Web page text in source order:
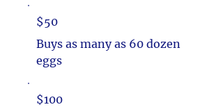
Buys as many as 60 dozen
eggs
$50
$100